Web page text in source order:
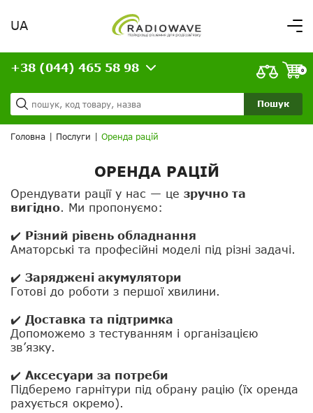
Вітаємо,
увійдіть в особистий кабінет
Доставка та оплата
Кредит
Статті
ВАШЕ ЗАМОВЛЕННЯ
UA
Пошук
+38 (044) 465 58 98 0
Головна Послуги Оренда рацій
ОРЕНДА РАЦІЙ
Орендувати рації у нас — це зручно та
вигідно. Ми пропонуємо:
✔️ Різний рівень обладнання
Аматорські та професійні моделі під різні задачі.
✔️ Заряджені акумулятори
Готові до роботи з першої хвилини.
✔️ Доставка та підтримка
Допоможемо з тестуванням і організацією
зв’язку.
✔️ Аксесуари за потреби
Підберемо гарнітури під обрану рацію (їх оренда
рахується окремо).